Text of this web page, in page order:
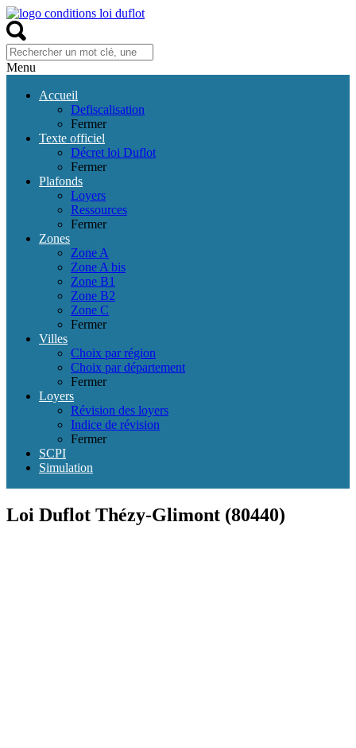
Menu
Accueil
Defiscalisation
Fermer
Texte officiel
Décret loi Duflot
Fermer
Plafonds
Loyers
Ressources
Fermer
Zones
Zone A
Zone A bis
Zone B1
Zone B2
Zone C
Fermer
Villes
Choix par région
Choix par département
Fermer
Loyers
Révision des loyers
Indice de révision
Fermer
SCPI
Simulation
Loi Duflot Thézy-Glimont (80440)